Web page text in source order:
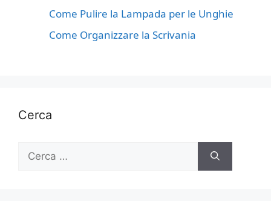
Come Pulire la Lampada per le Unghie
Come Organizzare la Scrivania
Cerca
Ricerca